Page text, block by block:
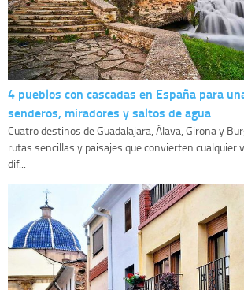
4 pueblos con cascadas en España para
senderos, miradores y saltos de agua
Cuatro destinos de Guadalajara, Álava, Girona y
rutas sencillas y paisajes que convierten cualquier
dif...